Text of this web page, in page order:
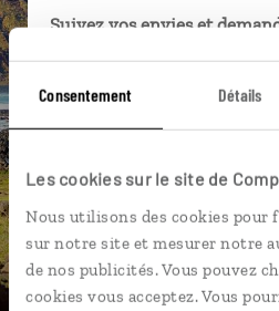
Consentement Détails
Les cookies sur le site de
Nous utilisons des cookies
sur notre site et mesurer notre
de nos publicités. Vous pouvez
cookies vous acceptez. Vous
Suivez vos envies et
Ils sauront organiser
près de vos envies et de
connectés en agence,
téléphone.
Vous gardez le même
pendant et après votre